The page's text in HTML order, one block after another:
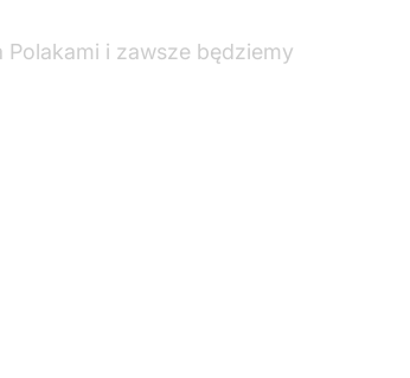
Polakami i zawsze będziemy